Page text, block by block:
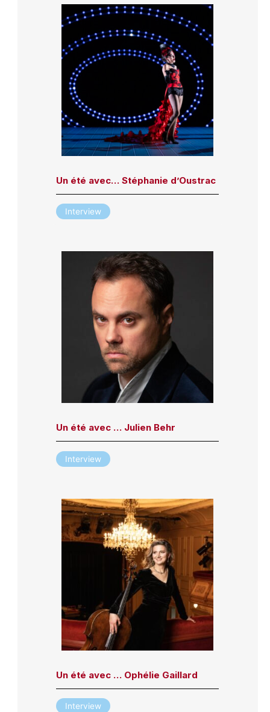
Un été avec… Stéphanie d’Oustrac
Interview
Un été avec … Julien Behr
Interview
Un été avec … Ophélie Gaillard
Interview